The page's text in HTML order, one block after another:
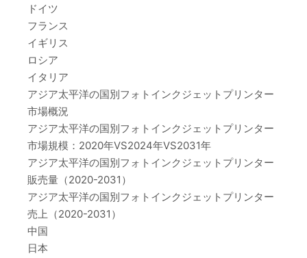
ドイツ
フランス
イギリス
ロシア
イタリア
アジア太平洋の国別フォトインクジェットプリンター
市場概況
アジア太平洋の国別フォトインクジェットプリンター
市場規模：2020年VS2024年VS2031年
アジア太平洋の国別フォトインクジェットプリンター
販売量（2020-2031）
アジア太平洋の国別フォトインクジェットプリンター
売上（2020-2031）
中国
日本